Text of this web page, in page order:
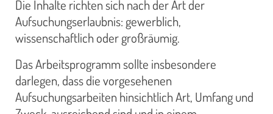
Die Inhalte richten sich nach der Art der
Aufsuchungserlaubnis: gewerblich,
wissenschaftlich oder großräumig.
Das Arbeitsprogramm sollte insbesondere
darlegen, dass die vorgesehenen
Aufsuchungsarbeiten hinsichtlich Art, Umfang und